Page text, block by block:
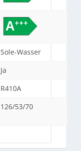
Sole-Wasser
Ja
R410A
126/53/70